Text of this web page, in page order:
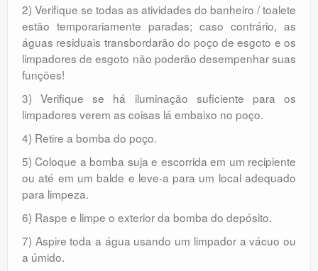
2) Verifique se todas as atividades do banheiro / toalete
estão temporariamente paradas; caso contrário, as
águas residuais transbordarão do poço de esgoto e os
limpadores de esgoto não poderão desempenhar suas
funções!
3) Verifique se há iluminação suficiente para os
limpadores verem as coisas lá embaixo no poço.
4) Retire a bomba do poço.
5) Coloque a bomba suja e escorrida em um recipiente
ou até em um balde e leve-a para um local adequado
para limpeza.
6) Raspe e limpe o exterior da bomba do depósito.
7) Aspire toda a água usando um limpador a vácuo ou
a úmido.